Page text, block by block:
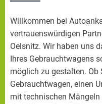
Willkommen bei
vertrauenswürdigen
Oelsnitz. Wir haben uns
Ihres Gebrauchtwagens
möglich zu gestalten. Ob
Gebrauchtwagen, einen
mit technischen